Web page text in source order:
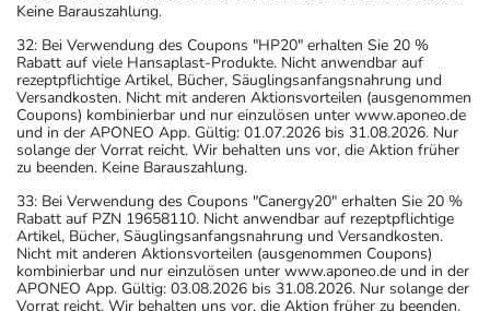
Keine Barauszahlung.
32: Bei Verwendung des Coupons "HP20" erhalten Sie 20 %
Rabatt auf viele Hansaplast-Produkte. Nicht anwendbar auf
rezeptpflichtige Artikel, Bücher, Säuglingsanfangsnahrung und
Versandkosten. Nicht mit anderen Aktionsvorteilen (ausgenommen
Coupons) kombinierbar und nur einzulösen unter www.aponeo.de
und in der APONEO App. Gültig: 01.07.2026 bis 31.08.2026. Nur
solange der Vorrat reicht. Wir behalten uns vor, die Aktion früher
zu beenden. Keine Barauszahlung.
33: Bei Verwendung des Coupons "Canergy20" erhalten Sie 20 %
Rabatt auf PZN 19658110. Nicht anwendbar auf rezeptpflichtige
Artikel, Bücher, Säuglingsanfangsnahrung und Versandkosten.
Nicht mit anderen Aktionsvorteilen (ausgenommen Coupons)
kombinierbar und nur einzulösen unter www.aponeo.de und in der
APONEO App. Gültig: 03.08.2026 bis 31.08.2026. Nur solange der
Vorrat reicht. Wir behalten uns vor, die Aktion früher zu beenden.